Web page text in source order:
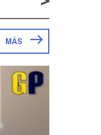
MÁS